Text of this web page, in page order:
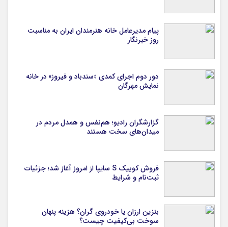
پیام مدیرعامل خانه هنرمندان ایران به مناسبت
روز خبرنگار
دور دوم اجرای کمدی «سندباد و فیروز» در خانه
نمایش مهرگان
گزارشگران رادیو؛ هم‌نفس و همدل مردم در
میدان‌های سخت هستند
فروش کوییک S سایپا از امروز آغاز شد؛ جزئیات
ثبت‌نام و شرایط
بنزین ارزان یا خودروی گران؟ هزینه پنهان
سوخت بی‌کیفیت چیست؟